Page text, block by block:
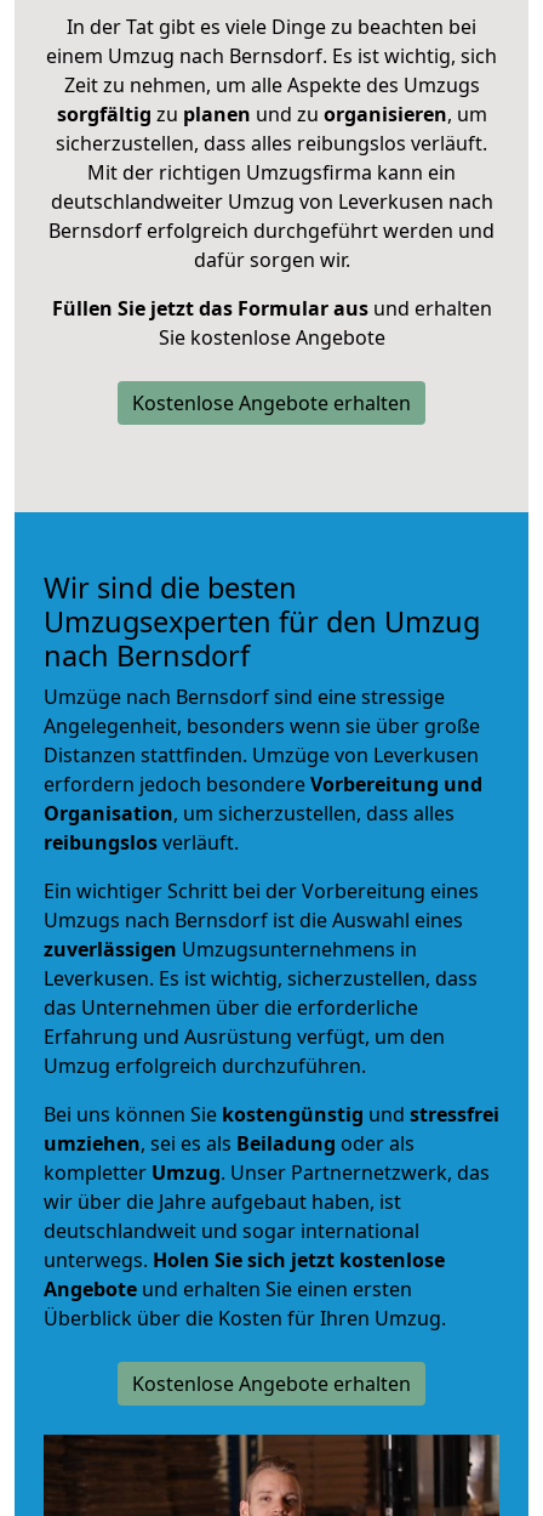
In der Tat gibt es viele Dinge zu beachten bei
einem Umzug nach Bernsdorf. Es ist wichtig, sich
Zeit zu nehmen, um alle Aspekte des Umzugs
sorgfältig zu planen und zu organisieren, um
sicherzustellen, dass alles reibungslos verläuft.
Mit der richtigen Umzugsfirma kann ein
deutschlandweiter Umzug von Leverkusen nach
Bernsdorf erfolgreich durchgeführt werden und
dafür sorgen wir.
Füllen Sie jetzt das Formular ausund erhalten
Sie kostenlose Angebote
Kostenlose Angebote erhalten
Wir sind die besten
Umzugsexperten für den Umzug
nach Bernsdorf
Umzüge nach Bernsdorf sind eine stressige
Angelegenheit, besonders wenn sie über große
Distanzen stattfinden. Umzüge von Leverkusen
erfordern jedoch besondereVorbereitung und
Organisation, um sicherzustellen, dass alles
reibungslosverläuft.
Ein wichtiger Schritt bei der Vorbereitung eines
Umzugs nach Bernsdorf ist die Auswahl eines
zuverlässigen Umzugsunternehmens in
Leverkusen. Es ist wichtig, sicherzustellen, dass
das Unternehmen über die erforderliche
Erfahrung und Ausrüstung verfügt, um den
Umzug erfolgreich durchzuführen.
Bei uns können Sie kostengünstig und stressfrei
umziehen, sei es als Beiladung oder als
kompletter Umzug. Unser Partnernetzwerk, das
wir über die Jahre aufgebaut haben, ist
deutschlandweit und sogar international
unterwegs. Holen Sie sich jetzt kostenlose
Angebote und erhalten Sie einen ersten
Überblick über die Kosten für Ihren Umzug.
Kostenlose Angebote erhalten